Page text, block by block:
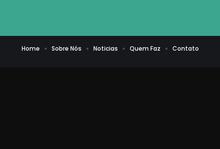
Home Sobre Nós Noticias Quem Faz Contato